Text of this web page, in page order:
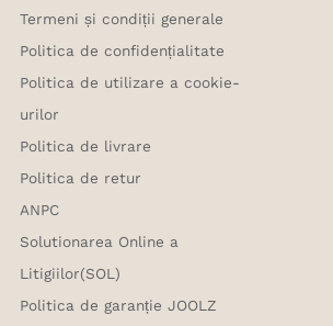
Termeni și condiții generale
Politica de confidențialitate
Politica de utilizare a cookie-
urilor
Politica de livrare
Politica de retur
ANPC
Solutionarea Online a
Litigiilor(SOL)
Politica de garanție JOOLZ